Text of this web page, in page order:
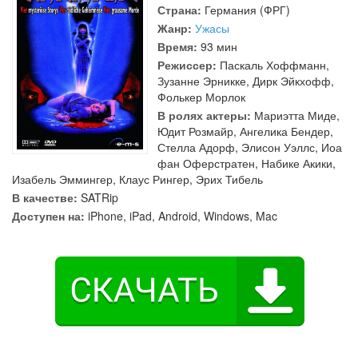
Страна: Германия (ФРГ)
Жанр: Ужасы
Время: 93 мин
Режиссер: Паскаль Хоффманн,
Зузанне Эрникке, Дирк Эйкхофф,
Фолькер Морлок
В ролях актеры: Мариэтта Миде,
Юдит Розмайр, Ангелика Бендер,
Стелла Адорф, Элисон Уэллс, Иоа
фан Оферстратен, Набике Акики,
Изабель Эммингер, Клаус Рингер, Эрих Тибель
В качестве: SATRip
Доступен на: iPhone, iPad, Android, Windows, Mac